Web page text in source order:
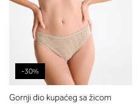
-30%
Gornji dio kupaćeg sa žicom